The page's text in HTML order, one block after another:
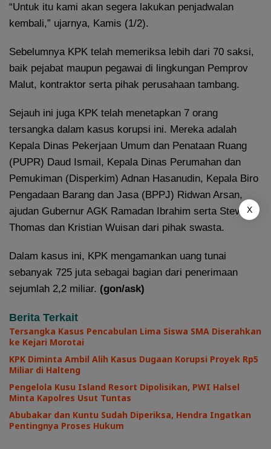
“Untuk itu kami akan segera lakukan penjadwalan
kembali,” ujarnya, Kamis (1/2).
Sebelumnya KPK telah memeriksa lebih dari 70 saksi,
baik pejabat maupun pegawai di lingkungan Pemprov
Malut, kontraktor serta pihak perusahaan tambang.
Sejauh ini juga KPK telah menetapkan 7 orang
tersangka dalam kasus korupsi ini. Mereka adalah
Kepala Dinas Pekerjaan Umum dan Penataan Ruang
(PUPR) Daud Ismail, Kepala Dinas Perumahan dan
Pemukiman (Disperkim) Adnan Hasanudin, Kepala Biro
Pengadaan Barang dan Jasa (BPPJ) Ridwan Arsan,
ajudan Gubernur AGK Ramadan Ibrahim serta Stevi
Thomas dan Kristian Wuisan dari pihak swasta.
Dalam kasus ini, KPK mengamankan uang tunai
sebanyak 725 juta sebagai bagian dari penerimaan
sejumlah 2,2 miliar. (gon/ask)
Berita Terkait
Tersangka Kasus Pencabulan Lima Siswa SMA Diserahkan
ke Kejari Morotai
KPK Diminta Ambil Alih Kasus Dugaan Korupsi Proyek Rp5
Miliar di Halteng
Pengelola Kusu Island Resort Dipolisikan, PWI Halsel
Minta Kapolres Usut Tuntas
Abubakar dan Kuntu Sudah Diperiksa, Hendra Ingatkan
Pentingnya Proses Hukum
X